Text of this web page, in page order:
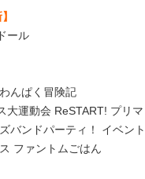
ール
んぱく冒険記
大運動会 ReSTART! プリ
バンドパーティ！ イベン
ファントムごはん